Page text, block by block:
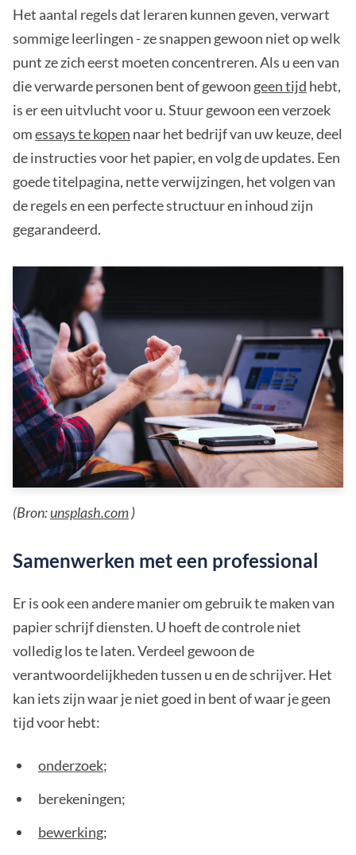
Het aantal regels dat leraren kunnen geven, verwart
sommige leerlingen - ze snappen gewoon niet op welk
punt ze zich eerst moeten concentreren. Als u een van
die verwarde personen bent of gewoon geen tijd hebt,
is er een uitvlucht voor u. Stuur gewoon een verzoek
omessays te kopen naar het bedrijf van uw keuze, deel
de instructies voor het papier, en volg de updates. Een
goede titelpagina, nette verwijzingen, het volgen van
de regels en een perfecte structuur en inhoud zijn
gegarandeerd.
(Bron:unsplash.com)
Samenwerken met een professional
Er is ook een andere manier om gebruik te maken van
papier schrijf diensten. U hoeft de controle niet
volledig los te laten. Verdeel gewoon de
verantwoordelijkheden tussen u en de schrijver. Het
kan iets zijn waar je niet goed in bent of waar je geen
tijd voor hebt:
onderzoek;
berekeningen;
bewerking;